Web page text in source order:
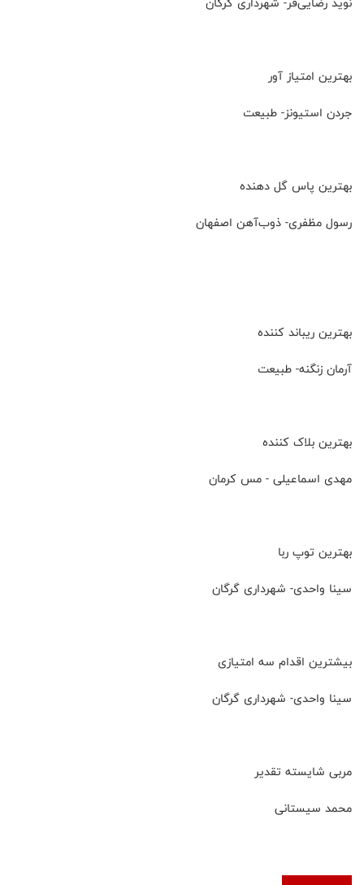
بهترین امتیاز آور
جردن استیونز- طبیعت
بهترین پاس گل دهنده
رسول مظفری- ذوب‌آهن اصفهان
بهترین ریباند کننده
آرمان زنگنه- طبیعت
بهترین بلاک کننده
مهدی اسماعیلی - مس کرمان
بهترین توپ ربا
سینا واحدی- شهرداری گرگان
بیشترین اقدام سه امتیازی
سینا واحدی- شهرداری گرگان
مربی شایسته تقدیر
محمد سیستانی